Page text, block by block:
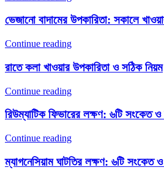
ভেজানো বাদামের উপকারিতা: সকালে
Continue reading
রাতে কলা খাওয়ার উপকারিতা ও সঠিক নিয়ম
Continue reading
রিউম্যাটিক ফিভারের লক্ষণ: ৬টি সংকেত ও
Continue reading
ম্যাগনেসিয়াম ঘাটতির লক্ষণ: ৬টি সংকেত